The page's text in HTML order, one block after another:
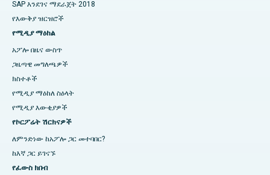
SAP እንደገና ማደራጀት 2018
የእውቅያ ዝርዝሮች
የሚዲያ ማዕከል
አፖሎ በዜና ውስጥ
ጋዜጣዊ መግለጫዎች
ክስተቶች
የሚዲያ ማዕከለ ስዕላት
የሚዲያ እውቂያዎች
የኮርፖሬት ሽርክናዎች
ለምንድነው ከአፖሎ ጋር መተባበር?
ከእኛ ጋር ይገናኙ
የፈውስ ክበብ